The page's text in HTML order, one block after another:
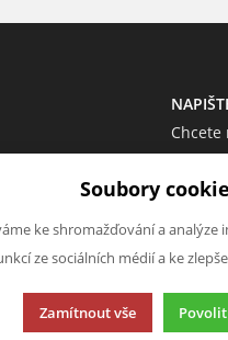
Soubory
ke shromažďování a
ze sociálních médií a ke
Zamítnout vše